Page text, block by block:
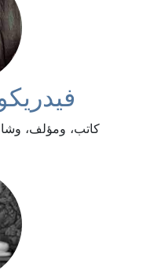
كاتب، ومؤلف،